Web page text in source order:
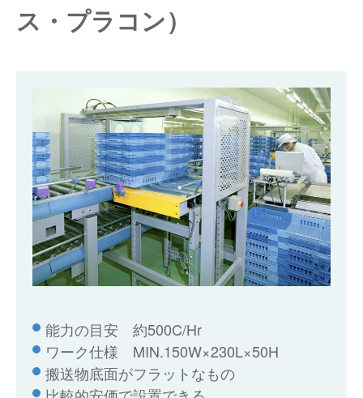
保管システム
バンニング・デバンニングシステム
バーチカル装置（垂直搬送機）
周辺機器
オークラグループ
オークラの取組み
物流用語集
プライバシーポリシー
サイトポリシー
ス・プラコン）
能力の目安 約500C/Hr
ワーク仕様 MIN.150W×230L×50H
搬送物底面がフラットなもの